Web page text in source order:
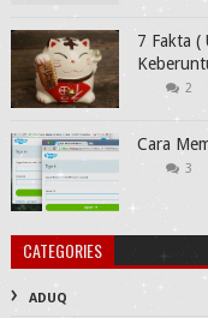
7 Fakta (
2
Cara
3
CATEGORIES
ADUQ